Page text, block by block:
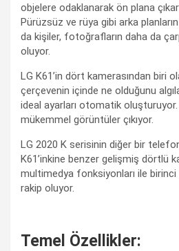
objelere odaklanarak ön plana
Pürüzsüz ve rüya gibi arka
da kişiler, fotoğrafların daha da
oluyor.
LG K61’in dört kamerasından biri
çerçevenin içinde ne olduğunu
ideal ayarları otomatik
mükemmel görüntüler çıkıyor.
LG 2020 K serisinin diğer bir
K61’inkine benzer gelişmiş dörtlü
multimedya fonksiyonları ile birinci
rakip oluyor.
Temel Özellikler: